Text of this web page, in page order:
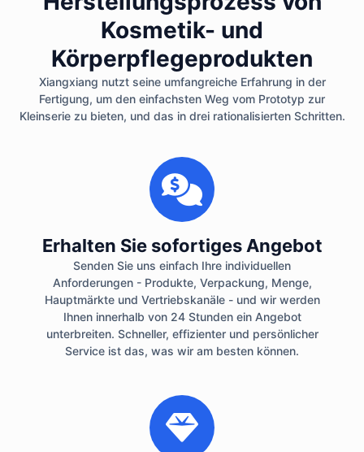
Kosmetik- und
Körperpflegeprodukten
Xiangxiang nutzt seine umfangreiche Erfahrung in der
Fertigung, um den einfachsten Weg vom Prototyp zur
Kleinserie zu bieten, und das in drei rationalisierten Schritten.
Erhalten Sie sofortiges Angebot
Senden Sie uns einfach Ihre individuellen
Anforderungen - Produkte, Verpackung, Menge,
Hauptmärkte und Vertriebskanäle - und wir werden
Ihnen innerhalb von 24 Stunden ein Angebot
unterbreiten. Schneller, effizienter und persönlicher
Service ist das, was wir am besten können.